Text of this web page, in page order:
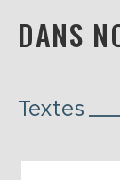
DANS
Textes